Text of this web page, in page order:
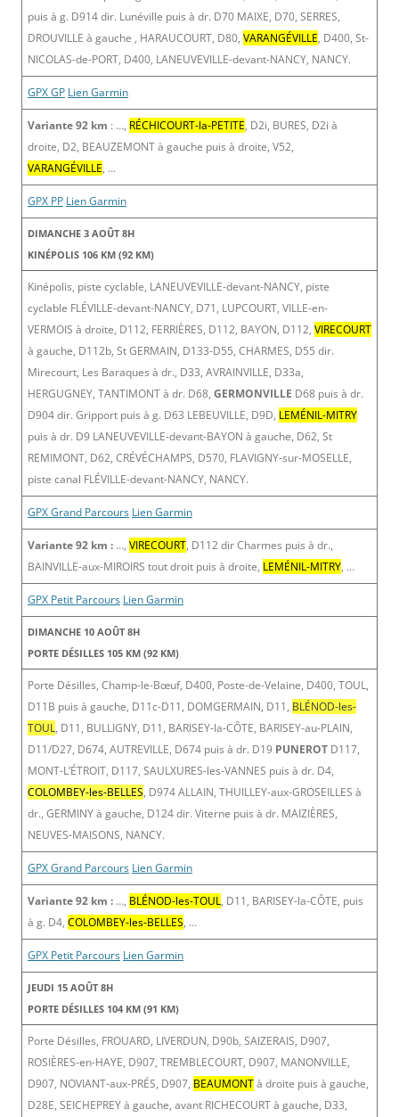
puis à g. D914 dir. Lunéville puis à dr. D70 MAIXE, D70, SERRES,
DROUVILLE à gauche , HARAUCOURT, D80, VARANGÉVILLE, D400, St-
NICOLAS-de-PORT, D400, LANEUVEVILLE-devant-NANCY, NANCY.
GPX GP Lien Garmin
Variante 92 km : …, RÉCHICOURT-la-PETITE, D2i, BURES, D2i à
droite, D2, BEAUZEMONT à gauche puis à droite, V52,
VARANGÉVILLE, …
GPX PP Lien Garmin
DIMANCHE 3 AOÛT 8H
KINÉPOLIS 106 KM (92 KM)
Kinépolis, piste cyclable, LANEUVEVILLE-devant-NANCY, piste
cyclable FLÉVILLE-devant-NANCY, D71, LUPCOURT, VILLE-en-
VERMOIS à droite, D112, FERRIÈRES, D112, BAYON, D112, VIRECOURT
à gauche, D112b, St GERMAIN, D133-D55, CHARMES, D55 dir.
Mirecourt, Les Baraques à dr., D33, AVRAINVILLE, D33a,
HERGUGNEY, TANTIMONT à dr. D68, GERMONVILLE D68 puis à dr.
D904 dir. Gripport puis à g. D63 LEBEUVILLE, D9D, LEMÉNIL-MITRY
puis à dr. D9 LANEUVEVILLE-devant-BAYON à gauche, D62, St
REMIMONT, D62, CRÉVÉCHAMPS, D570, FLAVIGNY-sur-MOSELLE,
piste canal FLÉVILLE-devant-NANCY, NANCY.
GPX Grand Parcours Lien Garmin
Variante 92 km : …, VIRECOURT, D112 dir Charmes puis à dr.,
BAINVILLE-aux-MIROIRS tout droit puis à droite, LEMÉNIL-MITRY, …
GPX Petit Parcours Lien Garmin
DIMANCHE 10 AOÛT 8H
PORTE DÉSILLES 105 KM (92 KM)
Porte Désilles, Champ-le-Bœuf, D400, Poste-de-Velaine, D400, TOUL,
D11B puis à gauche, D11c-D11, DOMGERMAIN, D11, BLÉNOD-les-
TOUL, D11, BULLIGNY, D11, BARISEY-la-CÔTE, BARISEY-au-PLAIN,
D11/D27, D674, AUTREVILLE, D674 puis à dr. D19 PUNEROT D117,
MONT-L’ÉTROIT, D117, SAULXURES-les-VANNES puis à dr. D4,
COLOMBEY-les-BELLES, D974 ALLAIN, THUILLEY-aux-GROSEILLES à
dr., GERMINY à gauche, D124 dir. Viterne puis à dr. MAIZIÈRES,
NEUVES-MAISONS, NANCY.
GPX Grand Parcours Lien Garmin
Variante 92 km : …, BLÉNOD-les-TOUL, D11, BARISEY-la-CÔTE, puis
à g. D4, COLOMBEY-les-BELLES, …
GPX Petit Parcours Lien Garmin
JEUDI 15 AOÛT 8H
PORTE DÉSILLES 104 KM (91 KM)
Porte Désilles, FROUARD, LIVERDUN, D90b, SAIZERAIS, D907,
ROSIÈRES-en-HAYE, D907, TREMBLECOURT, D907, MANONVILLE,
D907, NOVIANT-aux-PRÉS, D907, BEAUMONTà droite puis à gauche,
D28E, SEICHEPREY à gauche, avant RICHECOURT à gauche, D33,